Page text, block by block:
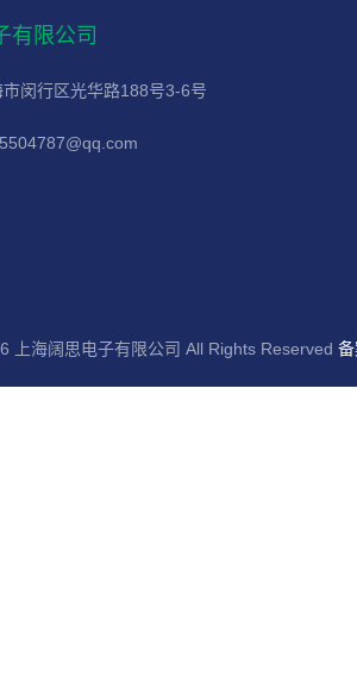
有限公司
闵行区光华路188号3-6号
上海阔思电子有限公司 All Rights Reserved